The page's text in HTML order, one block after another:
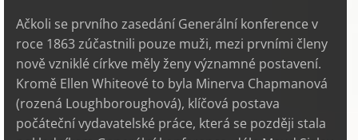
Ačkoli se prvního zasedání Generální konference v
roce 1863 zúčastnili pouze muži, mezi prvními členy
nově vzniklé církve měly ženy významné postavení.
Kromě Ellen Whiteové to byla Minerva Chapmanová
(rozená Loughboroughová), klíčová postava
počáteční vydavatelské práce, která se později stala